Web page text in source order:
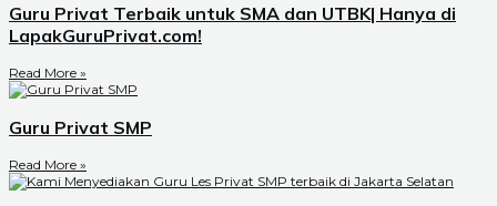
Guru Privat Terbaik untuk SMA dan UTBK| Hanya di
LapakGuruPrivat.com!
Read More »
Guru Privat SMP
Read More »